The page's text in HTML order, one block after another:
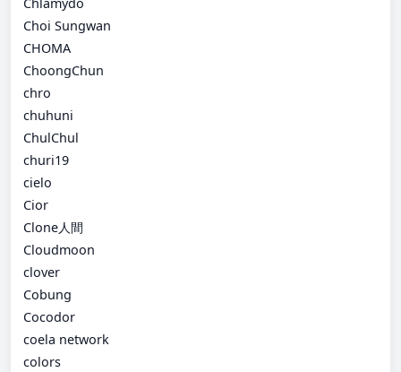
Choi Sungwan
CHOMA
ChoongChun
chro
chuhuni
ChulChul
churi19
cielo
Cior
Clone人間
Cloudmoon
clover
Cobung
Cocodor
coela network
colors